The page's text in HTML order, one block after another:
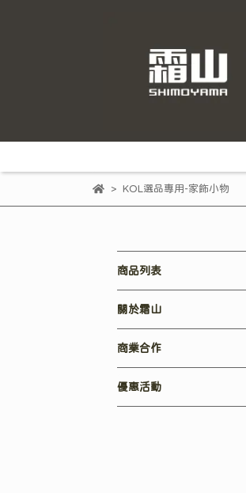
KOL選品專用-家飾小物
商品列表
關於霜山
商業合作
優惠活動